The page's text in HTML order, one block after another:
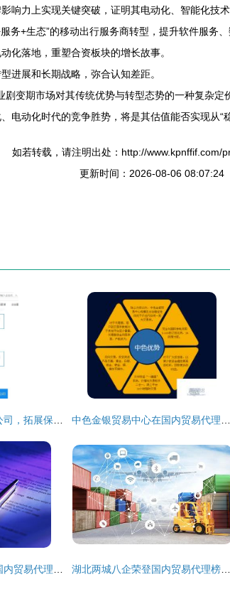
响力上实现关键突破，证明其电动化、智能化技术
务+生态”的移动出行服务商转型，提升软件服务
化落地，重塑合资板块的增长故事。
进展和长期战略，弥合认知差距。
剧变期市场对其传统优势与转型态势的一种复杂
动化时代的竞争胜势，将是其估值能否实现从“
如若转载，请注明出处：http://www.kpnffif.com/
更新时间：2026-08-06 08:07:24